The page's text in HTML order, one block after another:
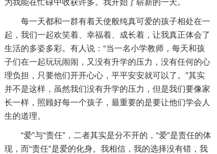
为我能在忙碌中收获许多。我开始了崭新的一天。
每一天都和一群有着天使般纯真可爱的孩子相处在一
起，我们一起欢笑着、幸福着、成长着，让我真正体会了
生活的多姿多彩。有人说：“当一名小学教师，每天和孩
子们在一起玩玩闹闹，又没有升学的压力，没有任何的心
理负担，只要他们开开心心，平平安安就可以了。”其实
并不是这样，虽然我们没有升学的压力，但是我们要像家
长一样，照顾好每一个孩子，最重要的是要让他们学会人
生的道理。
“爱”与“责任”，二者其实是分不开的，“爱”是责任的体
现，而“责任”是爱的化身。我相信，我的选择没有错，我